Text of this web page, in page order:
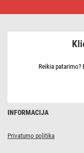
INFORMACIJA
Privatumo politika
Reikia patarimo?